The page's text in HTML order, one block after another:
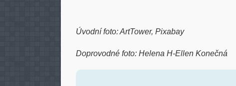
Úvodní foto: ArtTower, Pixabay
Doprovodné foto: Helena H-Ellen Konečná